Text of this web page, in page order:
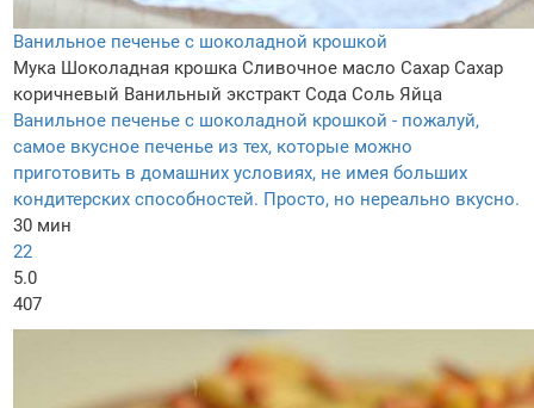
Ванильное печенье с шоколадной крошкой
Мука Шоколадная крошка Сливочное масло Сахар Сахар
коричневый Ванильный экстракт Сода Соль Яйца
Ванильное печенье с шоколадной крошкой - пожалуй,
самое вкусное печенье из тех, которые можно
приготовить в домашних условиях, не имея больших
кондитерских способностей. Просто, но нереально вкусно.
30 мин
22
5.0
407